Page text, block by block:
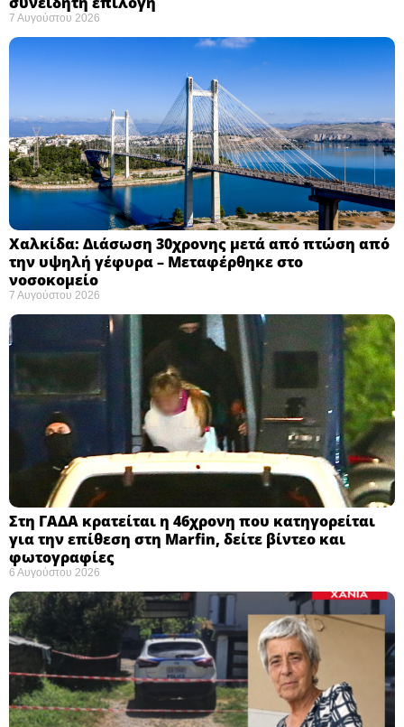
7 Αυγούστου 2026
Χαλκίδα: Διάσωση 30χρονης μετά από πτώση από
την υψηλή γέφυρα – Μεταφέρθηκε στο
νοσοκομείο ​
7 Αυγούστου 2026
Στη ΓΑΔΑ κρατείται η 46χρονη που κατηγορείται
για την επίθεση στη Marfin, δείτε βίντεο και
φωτογραφίες
6 Αυγούστου 2026